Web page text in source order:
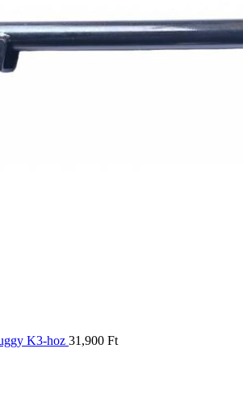
K3-hoz 31,900 Ft